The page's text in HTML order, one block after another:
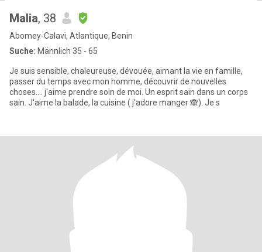
Malia, 38
Abomey-Calavi, Atlantique, Benin
Suche: Männlich 35 - 65
Je suis sensible, chaleureuse, dévouée, aimant la vie en famille,
passer du temps avec mon homme, découvrir de nouvelles
choses.... j'aime prendre soin de moi. Un esprit sain dans un corps
sain. J'aime la balade, la cuisine ( j'adore manger 🙈). Je s